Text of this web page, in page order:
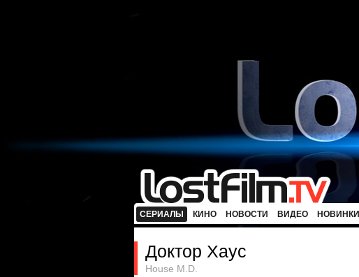
СЕРИАЛЫ КИНО НОВОСТИ ВИДЕО НОВИНКИ
Доктор Хаус
House M.D.